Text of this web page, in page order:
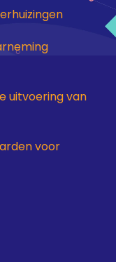
uitvoering van
voor